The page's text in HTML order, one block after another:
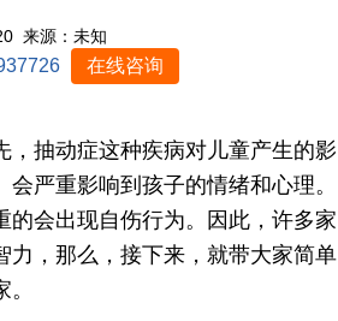
来源：未知
在线咨询
抽动症这种疾病对儿童产生的影
严重影响到孩子的情绪和心理。
的会出现自伤行为。因此，许多家
，那么，接下来，就带大家简单